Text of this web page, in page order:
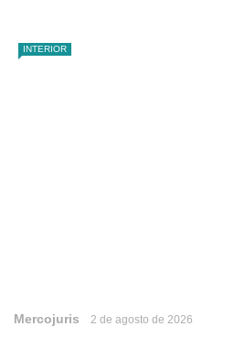
INTERIOR
Mercojuris 2 de agosto de 2026